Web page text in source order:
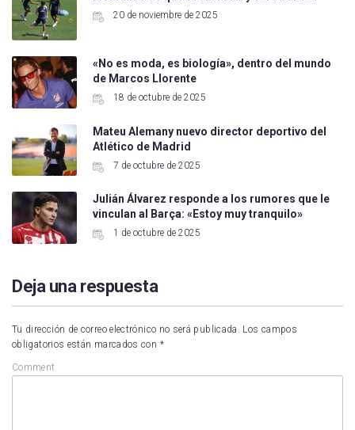
20 de noviembre de 2025
«No es moda, es biología», dentro del mundo
de Marcos Llorente
18 de octubre de 2025
Mateu Alemany nuevo director deportivo del
Atlético de Madrid
7 de octubre de 2025
Julián Álvarez responde a los rumores que le
vinculan al Barça: «Estoy muy tranquilo»
1 de octubre de 2025
Deja una respuesta
Tu dirección de correo electrónico no será publicada. Los campos
obligatorios están marcados con *
Comment